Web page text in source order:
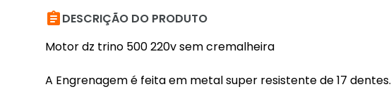
DESCRIÇÃO DO PRODUTO
Motor dz trino 500 220v sem cremalheira
A Engrenagem é feita em metal super resistente de 17 dentes.